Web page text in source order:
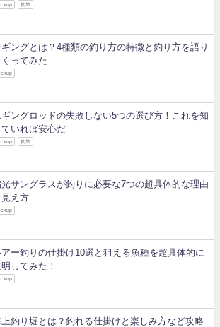
釣竿
ギングとは？4種類の釣り方の特徴と釣り方を語り
くってみた
ギングロッドの失敗しない5つの選び方！これを知
ていれば安心だ
釣竿
光サングラスが釣りに必要な7つの超具体的な理由
見え方
アー釣りの仕掛け10選と狙える魚種を超具体的に
してみた！
上釣り堀とは？釣れる仕掛けと楽しみ方など攻略